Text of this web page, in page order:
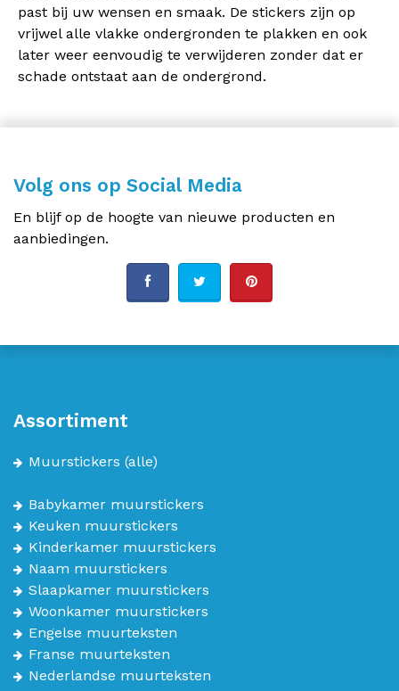
past bij uw wensen en smaak. De stickers zijn op
vrijwel alle vlakke ondergronden te plakken en ook
later weer eenvoudig te verwijderen zonder dat er
schade ontstaat aan de ondergrond.
Volg ons op Social Media
En blijf op de hoogte van nieuwe producten en
aanbiedingen.
Assortiment
Muurstickers (alle)
Babykamer muurstickers
Keuken muurstickers
Kinderkamer muurstickers
Naam muurstickers
Slaapkamer muurstickers
Woonkamer muurstickers
Engelse muurteksten
Franse muurteksten
Nederlandse muurteksten